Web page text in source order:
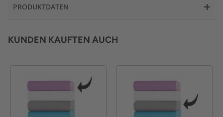
PRODUKTDATEN
KUNDEN KAUFTEN AUCH